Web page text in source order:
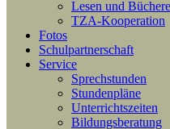
Lesen und
TZA-Kooperation
Fotos
Schulpartnerschaft
Service
Sprechstunden
Stundenpläne
Unterrichtszeiten
Bildungsberatung